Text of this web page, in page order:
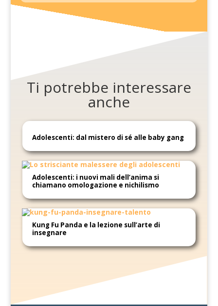
Ti potrebbe interessare
anche
Adolescenti: dal mistero di sé alle baby gang
Adolescenti: i nuovi mali dell’anima si
chiamano omologazione e nichilismo
Kung Fu Panda e la lezione sull’arte di
insegnare